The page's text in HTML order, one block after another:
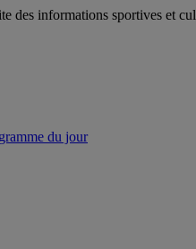
des informations sportives et
du jour